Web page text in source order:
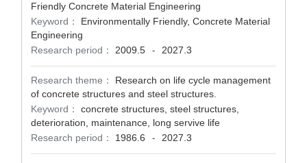
Friendly Concrete Material Engineering
Keyword：
Environmentally Friendly, Concrete Material
Engineering
Research period：
2009.5 - 2027.3
Research theme：
Research on life cycle management
of concrete structures and steel structures.
Keyword：
concrete structures, steel structures,
deterioration, maintenance, long servive life
Research period：
1986.6 - 2027.3